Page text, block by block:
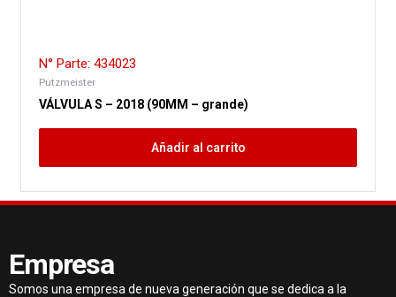
N° Parte: 434023
Putzmeister
VÁLVULA S – 2018 (90MM – grande)
Añadir al carrito
Empresa
Somos una empresa de nueva generación que se dedica a la